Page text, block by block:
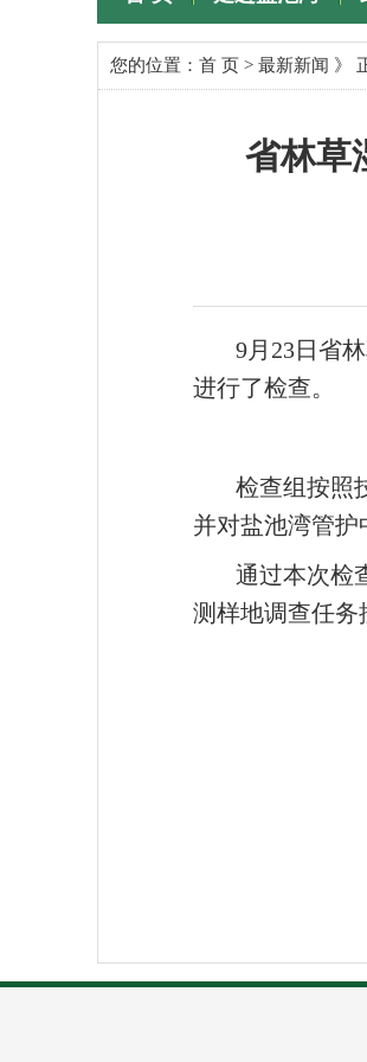
专题专栏
您的位置： 首 页 > 最新新闻 》
省林草
9月23日省
进行了检查。
检查组按照
并对盐池湾管护
通过本次检
测样地调查任务